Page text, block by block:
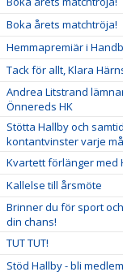
Boka årets matchtröja!
Hemmapremiär i
Tack för allt, Klara
Andrea Litstrand
Önnereds HK
Stötta Hallby och
kontantvinster varje
Kvartett förlänger med
Kallelse till årsmöte
Brinner du för sport
din chans!
TUT TUT!
Stöd Hallby - bli